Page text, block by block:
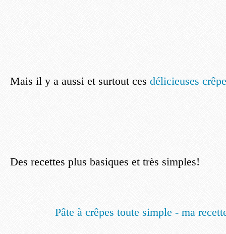
Mais il y a aussi et surtout ces délicieuses
Des recettes plus basiques et très simples!
Pâte à crêpes toute simple - ma